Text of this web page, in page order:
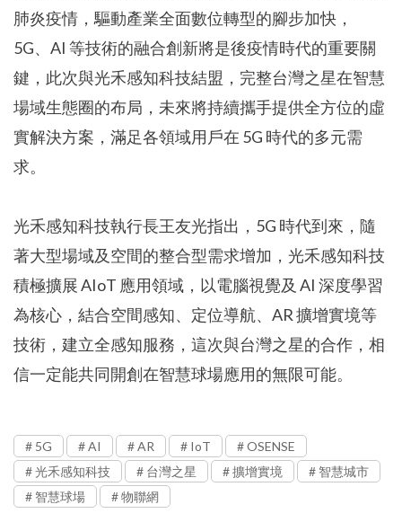
肺炎疫情，驅動產業全面數位轉型的腳步加快，
5G、AI 等技術的融合創新將是後疫情時代的重要關
鍵，此次與光禾感知科技結盟，完整台灣之星在智慧
場域生態圈的布局，未來將持續攜手提供全方位的虛
實解決方案，滿足各領域用戶在 5G 時代的多元需
求。
光禾感知科技執行長王友光指出，5G 時代到來，隨
著大型場域及空間的整合型需求增加，光禾感知科技
積極擴展 AIoT 應用領域，以電腦視覺及 AI 深度學習
為核心，結合空間感知、定位導航、AR 擴增實境等
技術，建立全感知服務，這次與台灣之星的合作，相
信一定能共同開創在智慧球場應用的無限可能。
5G AI AR IoT
OSENSE
光禾感知科技
台灣之星 擴增實境
智慧城市
智慧球場
物聯網